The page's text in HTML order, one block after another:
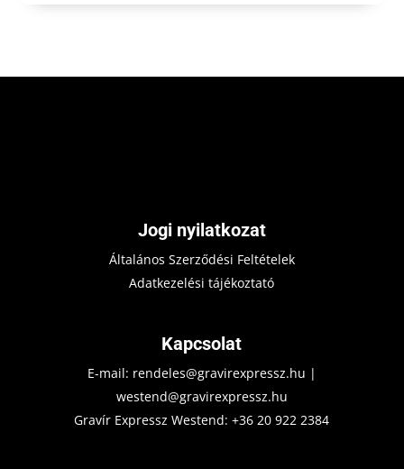
Jogi nyilatkozat
Általános Szerződési Feltételek
Adatkezelési tájékoztató
Kapcsolat
E-mail: rendeles@gravirexpressz.hu |
westend@gravirexpressz.hu
Gravír Expressz Westend:+36 20 922 2384